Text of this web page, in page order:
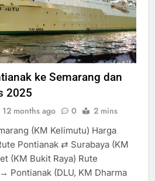
ke Semarang dan
2025
12 months ago 0 2 mins
(KM Kelimutu) Harga
Pontianak ⇄ Surabaya (KM
(KM Bukit Raya) Rute
Pontianak (DLU, KM Dharma